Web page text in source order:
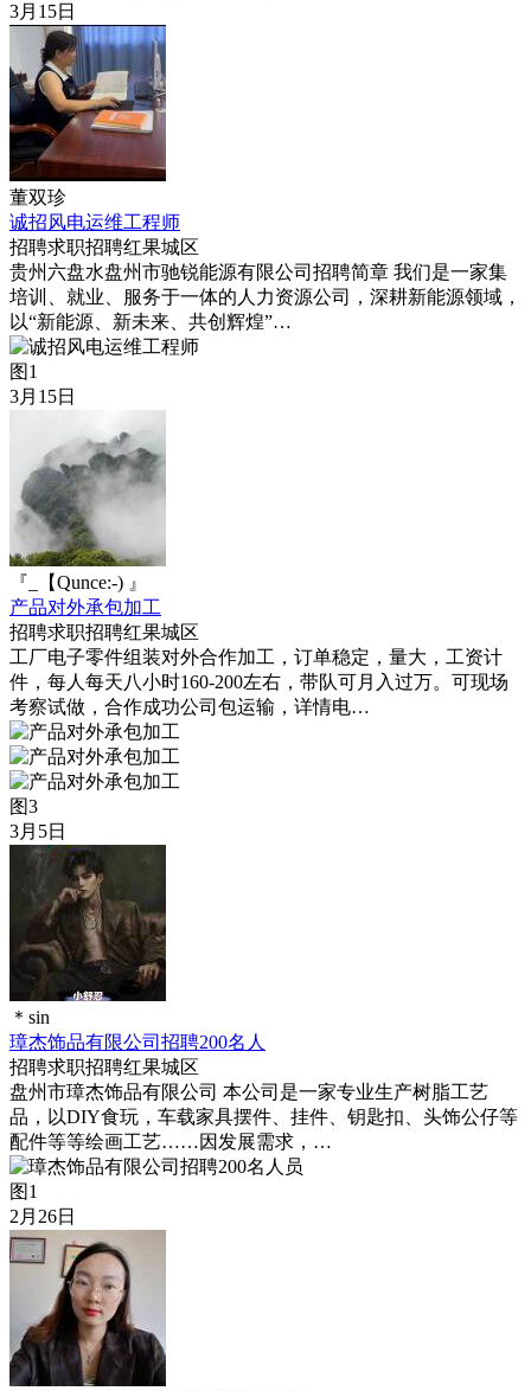
3月15日
董双珍
诚招风电运维工程师
招聘求职招聘红果城区
贵州六盘水盘州市驰锐能源有限公司招聘简章 我们是一家集
培训、就业、服务于一体的人力资源公司，深耕新能源领域，
以“新能源、新未来、共创辉煌”…
图1
3月15日
『_【Qunce:-) 』
产品对外承包加工
招聘求职招聘红果城区
工厂电子零件组装对外合作加工，订单稳定，量大，工资计
件，每人每天八小时160-200左右，带队可月入过万。可现场
考察试做，合作成功公司包运输，详情电…
图3
3月5日
＊sin
璋杰饰品有限公司招聘200名人
招聘求职招聘红果城区
盘州市璋杰饰品有限公司 本公司是一家专业生产树脂工艺
品，以DIY食玩，车载家具摆件、挂件、钥匙扣、头饰公仔等
配件等等绘画工艺……因发展需求，…
图1
2月26日